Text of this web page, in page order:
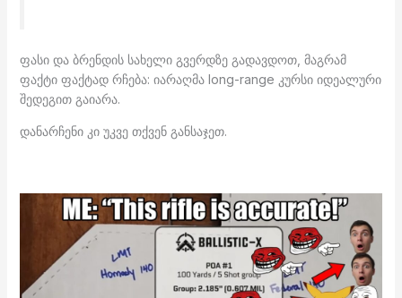
ფასი და ბრენდის სახელი გვერდზე გადავდოთ, მაგრამ
ფაქტი ფაქტად რჩება: იარაღმა long-range კურსი იდეალური
შედეგით გაიარა.
დანარჩენი კი უკვე თქვენ განსაჯეთ.